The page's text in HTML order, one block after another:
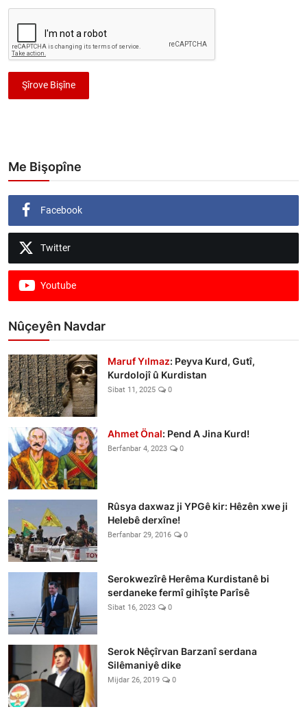
Şîrove Bişîne
Me Bişopîne
Facebook
Twitter
Youtube
Nûçeyên Navdar
Maruf Yılmaz: Peyva Kurd, Gutî,
Kurdolojî û Kurdistan
Sibat 11, 2025 0
Ahmet Önal: Pend A Jina Kurd!
Berfanbar 4, 2023 0
Rûsya daxwaz ji YPGê kir: Hêzên xwe ji
Helebê derxîne!
Berfanbar 29, 2016 0
Serokwezîrê Herêma Kurdistanê bi
serdaneke fermî gihîşte Parîsê
Sibat 16, 2023 0
Serok Nêçîrvan Barzanî serdana
Silêmaniyê dike
Mijdar 26, 2019 0